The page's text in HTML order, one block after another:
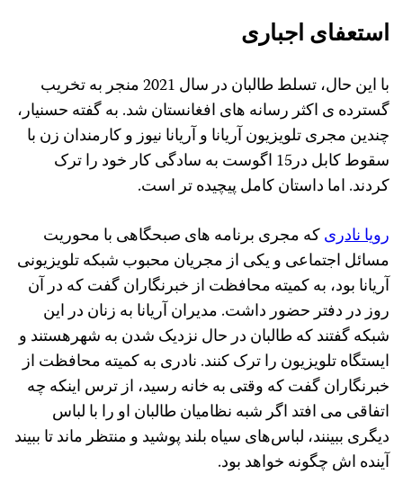
استعفای اجباری
با این حال، تسلط طالبان در سال 2021 منجر به تخریب
گسترده ی اکثر رسانه های افغانستان شد. به گفته حسنیار،
چندین مجری تلویزیون آریانا و آریانا نیوز و کارمندان زن با
سقوط کابل در15 اگوست به سادگی کار خود را ترک
کردند. اما داستان کامل پیچیده تر است.
رویا نادریکه مجری برنامه های صبحگاهی با محوریت
مسائل اجتماعی و یکی از مجریان محبوب شبکه تلویزیونی
آریانا بود، به کمیته محافظت از خبرنگاران گفت که در آن
روز در دفتر حضور داشت. مدیران آریانا به زنان در این
شبکه گفتند که طالبان در حال نزدیک شدن به شهرهستند و
ایستگاه تلویزیون را ترک کنند. نادری به کمیته محافظت از
خبرنگاران گفت که وقتی به خانه رسید، از ترس اینکه چه
اتفاقی می افتد اگر شبه‌ نظامیان طالبان او را با لباس
دیگری ببینند، لباس‌های سیاه بلند پوشید و منتظر ماند تا ببیند
آینده‌ اش چگونه خواهد بود.